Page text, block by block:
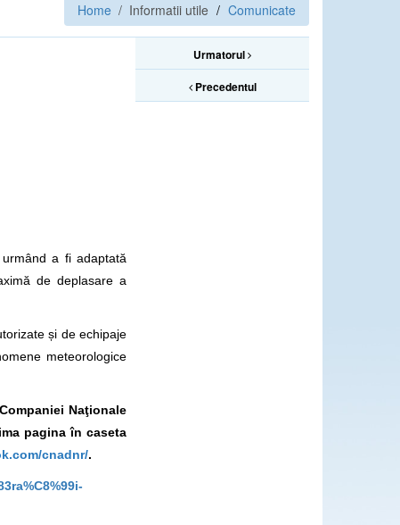
Home / Informatii utile Comunicate
Urmatorul
Precedentul
a fi adaptată
de deplasare a
și de echipaje
meteorologice
Naţionale
pagina în caseta
cnadnr/.